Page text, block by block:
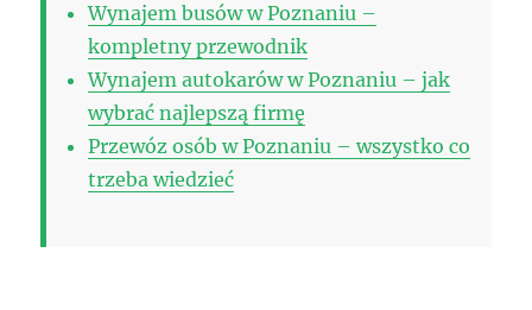
Wynajem busów w Poznaniu –
kompletny przewodnik
Wynajem autokarów w Poznaniu – jak
wybrać najlepszą firmę
Przewóz osób w Poznaniu – wszystko co
trzeba wiedzieć